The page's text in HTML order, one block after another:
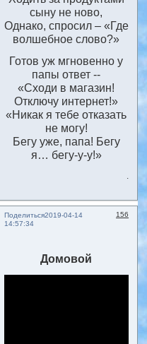
сыну не ново,
Однако, спросил – «Где
волшебное слово?»
Готов уж мгновенно у
папы ответ --
«Сходи в магазин!
Отключу интернет!»
«Никак я тебе отказать
не могу!
Бегу уже, папа! Бегу
я… бегу-у-у!»
.
Поделиться 156
2019-04-14
14:57:34
Домовой